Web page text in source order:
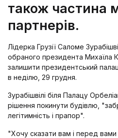
також частина
партнерів.
Лідерка Грузії Саломе
обраного президента Михаїла
залишити президентський
в неділю, 29 грудня.
Зурабішвілі біля Палацу
рішення покинути будівлю,
легітимність і прапор".
"Хочу сказати вам і перед вами